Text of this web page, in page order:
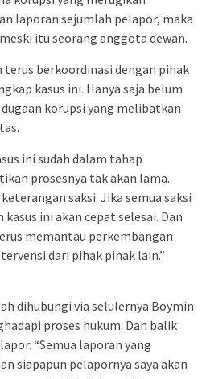
laporan sejumlah pelapor, maka
itu seorang anggota dewan.
berkoordinasi dengan pihak
kasus ini. Hanya saja belum
korupsi yang melibatkan
ini sudah dalam tahap
prosesnya tak akan lama.
saksi. Jika semua saksi
ini akan cepat selesai. Dan
memantau perkembangan
dari pihak pihak lain.”
dihubungi via selulernya Boymin
proses hukum. Dan balik
“Semua laporan yang
siapapun pelapornya saya akan